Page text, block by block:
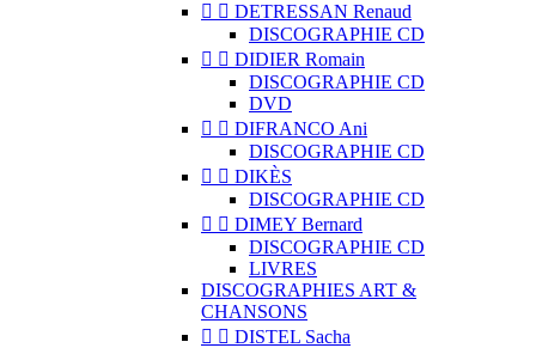
  DETRESSAN Renaud
DISCOGRAPHIE CD
  DIDIER Romain
DISCOGRAPHIE CD
DVD
  DIFRANCO Ani
DISCOGRAPHIE CD
  DIKÈS
DISCOGRAPHIE CD
  DIMEY Bernard
DISCOGRAPHIE CD
LIVRES
DISCOGRAPHIES ART &
CHANSONS
  DISTEL Sacha